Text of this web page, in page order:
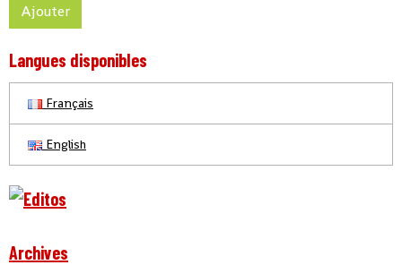
Ajouter
Langues disponibles
Français
English
Archives